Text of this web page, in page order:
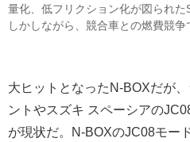
量化、低フリクション化が図られた
しかしながら、競合車との燃費競
大ヒットとなったN-BOXだが
ントやスズキ スペーシアの
が現状だ。N-BOXのJC08モー